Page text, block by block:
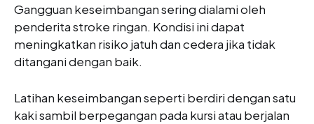
Gangguan keseimbangan sering dialami oleh
penderita stroke ringan. Kondisi ini dapat
meningkatkan risiko jatuh dan cedera jika tidak
ditangani dengan baik.
Latihan keseimbangan seperti berdiri dengan satu
kaki sambil berpegangan pada kursi atau berjalan